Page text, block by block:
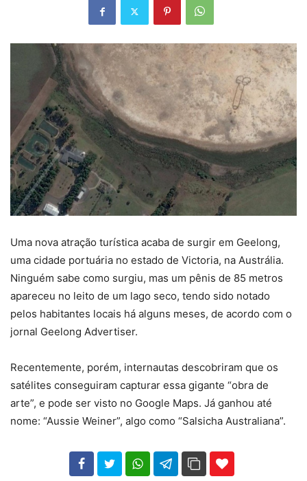
Uma nova atração turística acaba de surgir em Geelong,
uma cidade portuária no estado de Victoria, na Austrália.
Ninguém sabe como surgiu, mas um pênis de 85 metros
apareceu no leito de um lago seco, tendo sido notado
pelos habitantes locais há alguns meses, de acordo com o
jornal Geelong Advertiser.
Recentemente, porém, internautas descobriram que os
satélites conseguiram capturar essa gigante “obra de
arte”, e pode ser visto no Google Maps. Já ganhou até
nome: “Aussie Weiner”, algo como “Salsicha Australiana”.
102 35